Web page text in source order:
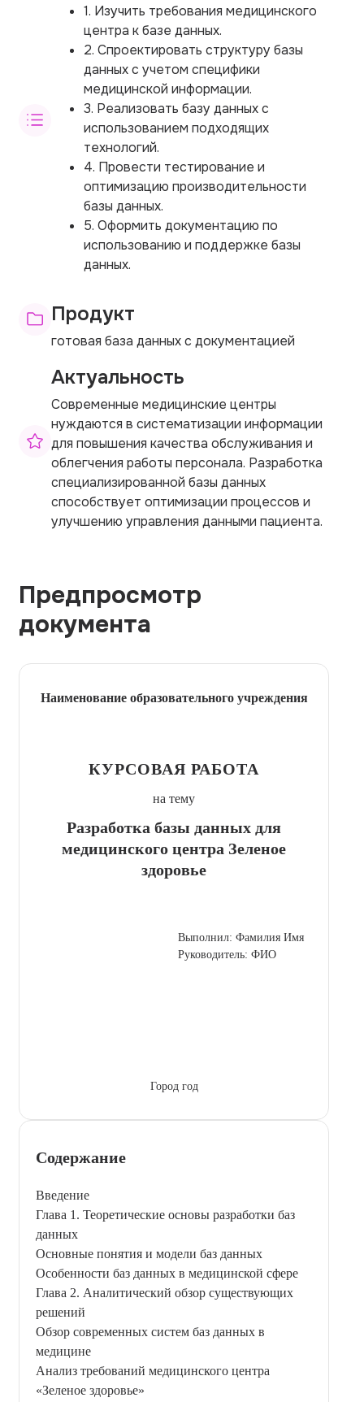
1. Изучить требования медицинского
центра к базе данных.
2. Спроектировать структуру базы
данных с учетом специфики
медицинской информации.
3. Реализовать базу данных с
использованием подходящих
технологий.
4. Провести тестирование и
оптимизацию производительности
базы данных.
5. Оформить документацию по
использованию и поддержке базы
данных.
Продукт
готовая база данных с документацией
Актуальность
Современные медицинские центры
нуждаются в систематизации информации
для повышения качества обслуживания и
облегчения работы персонала. Разработка
специализированной базы данных
способствует оптимизации процессов и
улучшению управления данными пациента.
Предпросмотр
документа
Наименование образовательного учреждения
КУРСОВАЯ РАБОТА
на тему
Разработка базы данных для
медицинского центра Зеленое
здоровье
Выполнил: Фамилия Имя
Руководитель: ФИО
Город год
Содержание
Введение
Глава 1. Теоретические основы разработки баз
данных
Основные понятия и модели баз данных
Особенности баз данных в медицинской сфере
Глава 2. Аналитический обзор существующих
решений
Обзор современных систем баз данных в
медицине
Анализ требований медицинского центра
«Зеленое здоровье»